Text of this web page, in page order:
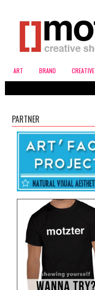
ART BRAND CREATIVE
PARTNER